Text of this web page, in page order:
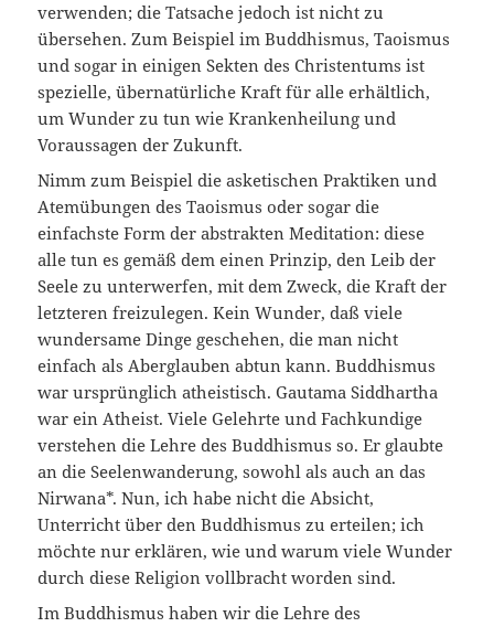
verwenden; die Tatsache jedoch ist nicht zu
übersehen. Zum Beispiel im Buddhismus, Taoismus
und sogar in einigen Sekten des Christentums ist
spezielle, übernatürliche Kraft für alle erhältlich,
um Wunder zu tun wie Krankenheilung und
Voraussagen der Zukunft.
Nimm zum Beispiel die asketischen Praktiken und
Atemübungen des Taoismus oder sogar die
einfachste Form der abstrakten Meditation: diese
alle tun es gemäß dem einen Prinzip, den Leib der
Seele zu unterwerfen, mit dem Zweck, die Kraft der
letzteren freizulegen. Kein Wunder, daß viele
wunder­same Dinge geschehen, die man nicht
einfach als Aberglauben abtun kann. Buddhismus
war ursprünglich atheistisch. Gautama Siddhartha
war ein Atheist. Viele Gelehrte und Fachkundige
verstehen die Lehre des Buddhismus so. Er glaubte
an die Seelenwanderung, sowohl als auch an das
Nirwana*. Nun, ich habe nicht die Absicht,
Unterricht über den Buddhismus zu erteilen; ich
möchte nur erklären, wie und warum viele Wunder
durch diese Religion vollbracht worden sind.
Im Buddhismus haben wir die Lehre des